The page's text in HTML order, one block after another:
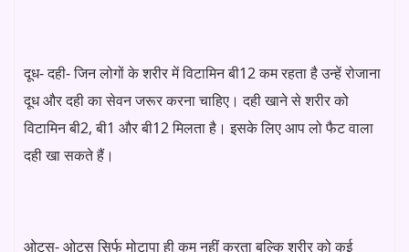
दूध- दही- जिन लोगों के शरीर में विटामिन बी12 कम रहता है उन्हें रोजाना
दूध और दही का सेवन जरूर करना चाहिए। दही खाने से शरीर को
विटामिन बी2, बी1 और बी12 मिलता है। इसके लिए आप लो फैट वाला
दही खा सकते हैं।
ओट्स- ओट्स सिर्फ मोटापा ही कम नहीं करता बल्कि शरीर को कई